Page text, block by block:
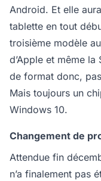
Android. Et elle
tablette en tout
troisième modèle
d’Apple et même
de format donc,
Mais toujours un
Windows 10.
Changement de
Attendue fin
n’a finalement pas